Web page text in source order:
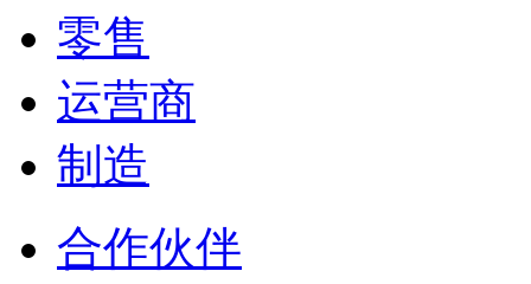
零售
运营商
制造
合作伙伴